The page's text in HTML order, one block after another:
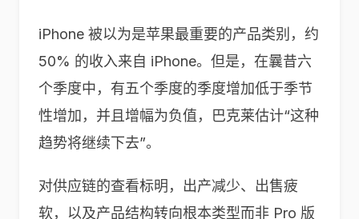
iPhone 被以为是苹果最重要的产品类别，约
50% 的收入来自 iPhone。但是，在曩昔六
个季度中，有五个季度的季度增加低于季节
性增加，并且增幅为负值，巴克莱估计“这种
趋势将继续下去”。
对供应链的查看标明，出产减少、出售疲
软，以及产品结构转向根本类型而非 Pro 版